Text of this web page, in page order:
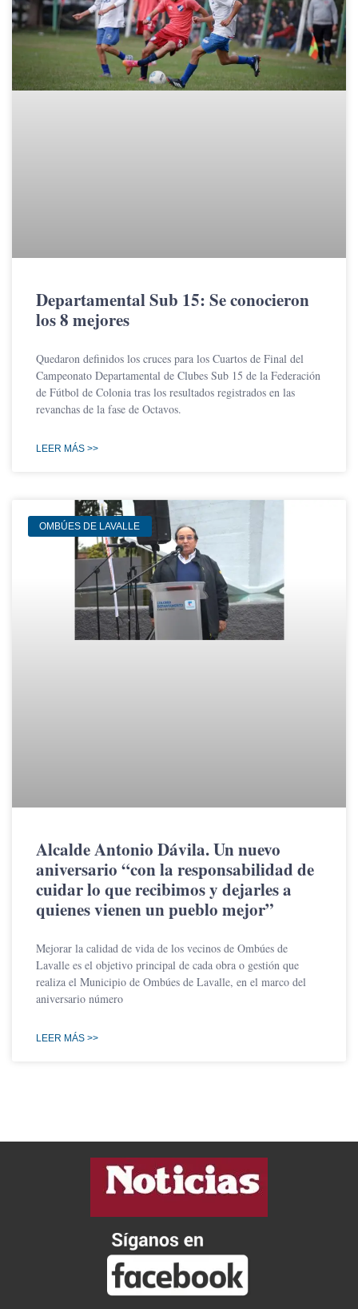
Departamental Sub 15: Se conocieron
los 8 mejores
Quedaron definidos los cruces para los Cuartos de Final del
Campeonato Departamental de Clubes Sub 15 de la Federación
de Fútbol de Colonia tras los resultados registrados en las
revanchas de la fase de Octavos.
LEER MÁS >>
OMBÚES DE LAVALLE
Alcalde Antonio Dávila. Un nuevo
aniversario “con la responsabilidad de
cuidar lo que recibimos y dejarles a
quienes vienen un pueblo mejor”
Mejorar la calidad de vida de los vecinos de Ombúes de
Lavalle es el objetivo principal de cada obra o gestión que
realiza el Municipio de Ombúes de Lavalle, en el marco del
aniversario número
LEER MÁS >>